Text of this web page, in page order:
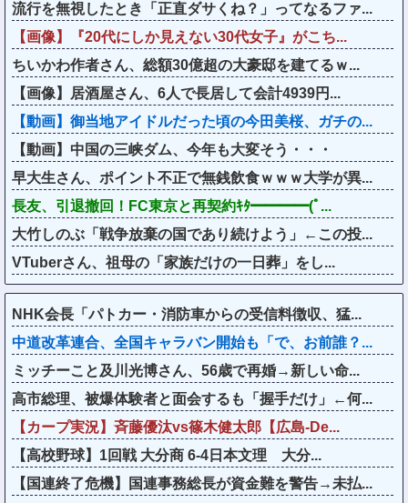
流行を無視したとき「正直ダサくね？」ってなるファ...
【画像】『20代にしか見えない30代女子』がこち...
ちいかわ作者さん、総額30億超の大豪邸を建てるｗ...
【画像】居酒屋さん、6人で長居して会計4939円...
【動画】御当地アイドルだった頃の今田美桜、ガチの...
【動画】中国の三峡ダム、今年も大変そう・・・
早大生さん、ポイント不正で無銭飲食ｗｗｗ大学が異...
長友、引退撤回！FC東京と再契約ｷﾀ━━━━(ﾟ...
大竹しのぶ「戦争放棄の国であり続けよう」←この投...
VTuberさん、祖母の「家族だけの一日葬」をし...
NHK会長「パトカー・消防車からの受信料徴収、猛...
中道改革連合、全国キャラバン開始も「で、お前誰？...
ミッチーこと及川光博さん、56歳で再婚→新しい命...
高市総理、被爆体験者と面会するも「握手だけ」←何...
【カープ実況】斉藤優汰vs篠木健太郎【広島-De...
【高校野球】1回戦 大分商 6-4日本文理 大分...
【国連終了危機】国連事務総長が資金難を警告→未払...